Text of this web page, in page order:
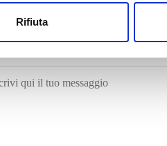
Rifiuta